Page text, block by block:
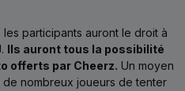
participants auront le droit à
Ils auront tous la possibilité
offerts par Cheerz. Un moyen
nombreux joueurs de tenter